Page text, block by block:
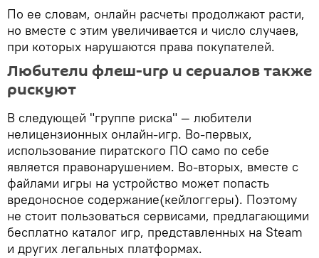
По ее словам, онлайн расчеты продолжают расти,
но вместе с этим увеличивается и число случаев,
при которых нарушаются права покупателей.
Любители флеш-игр и сериалов также
рискуют
В следующей "группе риска" — любители
нелицензионных онлайн-игр. Во-первых,
использование пиратского ПО само по себе
является правонарушением. Во-вторых, вместе с
файлами игры на устройство может попасть
вредоносное содержание(кейлоггеры). Поэтому
не стоит пользоваться сервисами, предлагающими
бесплатно каталог игр, представленных на Steam
и других легальных платформах.